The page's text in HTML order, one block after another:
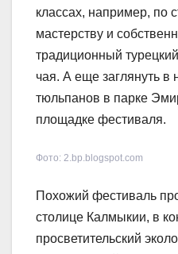
классах, например, по
мастерству и
традиционный
чая. А еще заглянуть
тюльпанов в парке
площадке фестиваля.
Фото: 2.bp.blogspot.com
Похожий фестиваль
столице Калмыкии, в
просветительский